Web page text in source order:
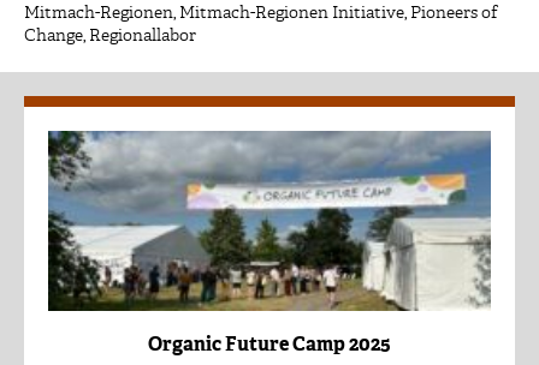
Mitmach-Regionen Mitmach-Regionen Initiative Pioneers of
Change Regionallabor
Organic Future Camp 2025